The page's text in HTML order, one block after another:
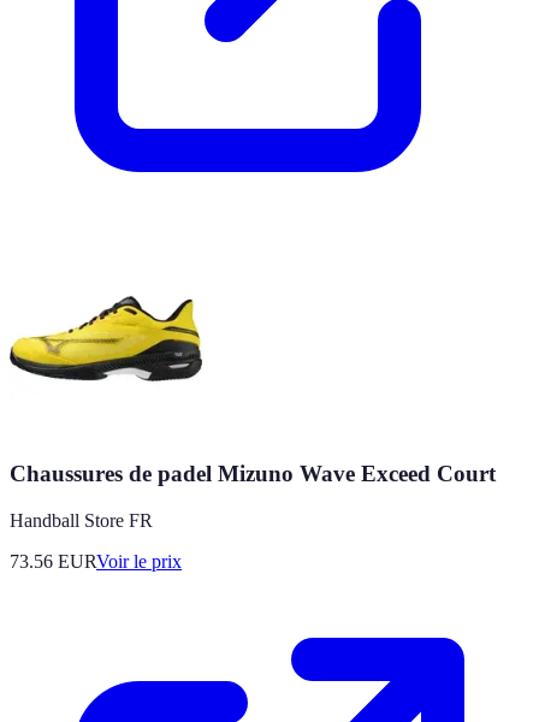
Chaussures de padel Mizuno Wave Exceed Court
Handball Store FR
73.56 EURVoir le prix